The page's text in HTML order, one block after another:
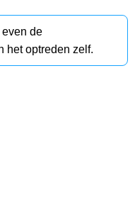
de
het optreden zelf.